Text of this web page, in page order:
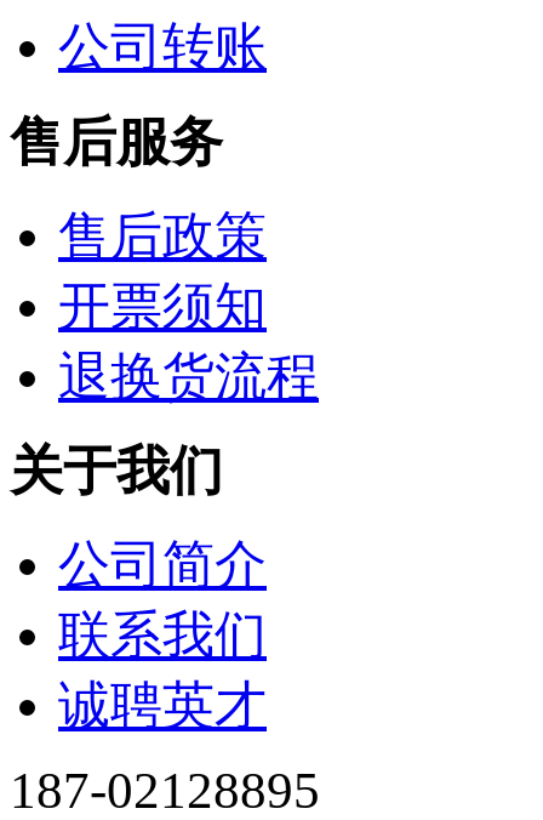
公司转账
售后服务
售后政策
开票须知
退换货流程
关于我们
公司简介
联系我们
诚聘英才
187-02128895